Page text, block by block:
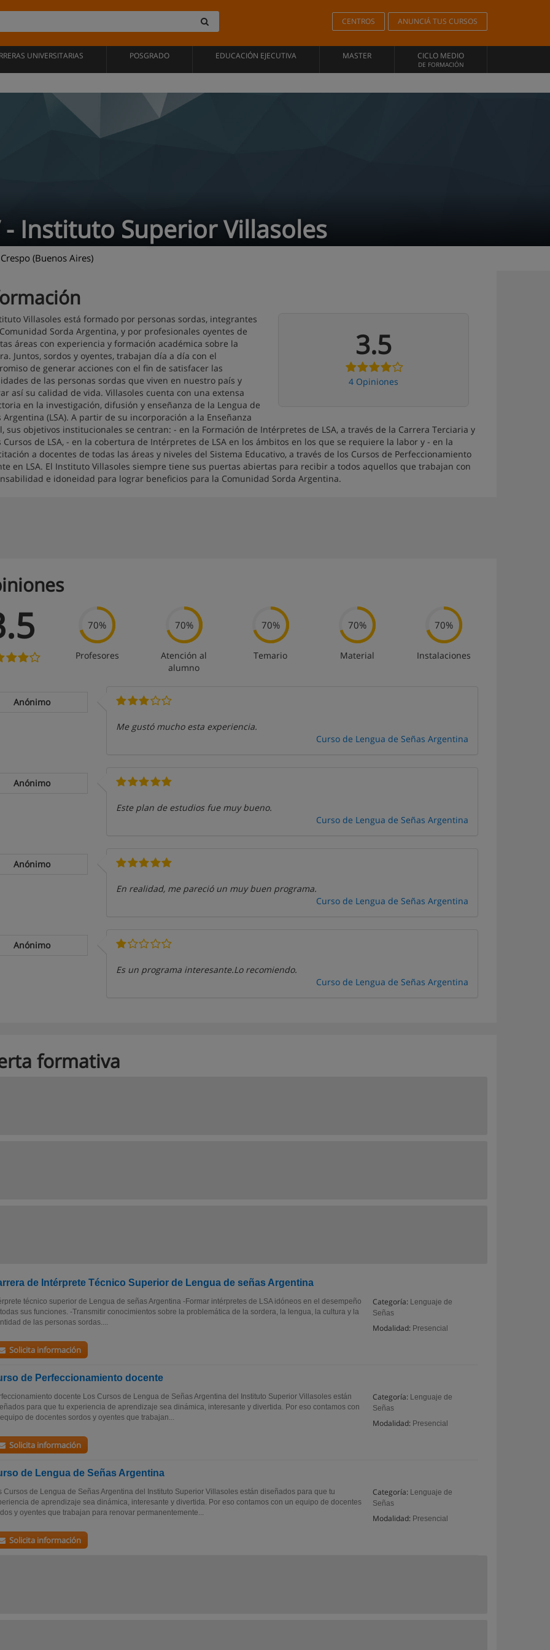
CENTROS ANUNCIÁ TUS CURSOS
UNIVERSITARIAS POSGRADO EDUCACIÓN EJECUTIVA MASTER CICLO MEDIO
DE FORMACIÓN
- Instituto Superior Villasoles
(Buenos Aires)
3.5
4 Opiniones
Villasoles está formado por personas sordas, integrantes
Sorda Argentina, y por profesionales oyentes de
áreas con experiencia y formación académica sobre la
Juntos, sordos y oyentes, trabajan día a día con el
de generar acciones con el fin de satisfacer las
de las personas sordas que viven en nuestro país y
así su calidad de vida. Villasoles cuenta con una extensa
en la investigación, difusión y enseñanza de la Lengua de
Argentina (LSA). A partir de su incorporación a la Enseñanza
sus objetivos institucionales se centran: - en la Formación de Intérpretes de LSA, a través de la Carrera Terciaria y
Cursos de LSA, - en la cobertura de Intérpretes de LSA en los ámbitos en los que se requiere la labor y - en la
a docentes de todas las áreas y niveles del Sistema Educativo, a través de los Cursos de Perfeccionamiento
en LSA. El Instituto Villasoles siempre tiene sus puertas abiertas para recibir a todos aquellos que trabajan con
e idoneidad para lograr beneficios para la Comunidad Sorda Argentina.
70%
Profesores
70%
Atención al
alumno
70%
Temario
70%
Material
70%
Instalaciones
Anónimo
Me gustó mucho esta experiencia.
Curso de Lengua de Señas Argentina
Anónimo
Este plan de estudios fue muy bueno.
Curso de Lengua de Señas Argentina
Anónimo
En realidad, me pareció un muy buen programa.
Curso de Lengua de Señas Argentina
Anónimo
Es un programa interesante.Lo recomiendo.
Curso de Lengua de Señas Argentina
formativa
de Intérprete Técnico Superior de Lengua de señas Argentina
Categoría: Lenguaje de
Señas
Modalidad: Presencial
técnico superior de Lengua de señas Argentina -Formar intérpretes de LSA idóneos en el desempeño
sus funciones. -Transmitir conocimientos sobre la problemática de la sordera, la lengua, la cultura y la
de las personas sordas....
Solicita información
de Perfeccionamiento docente
Categoría: Lenguaje de
Señas
Modalidad: Presencial
docente Los Cursos de Lengua de Señas Argentina del Instituto Superior Villasoles están
para que tu experiencia de aprendizaje sea dinámica, interesante y divertida. Por eso contamos con
de docentes sordos y oyentes que trabajan...
Solicita información
de Lengua de Señas Argentina
Categoría: Lenguaje de
Señas
Modalidad: Presencial
Cursos de Lengua de Señas Argentina del Instituto Superior Villasoles están diseñados para que tu
de aprendizaje sea dinámica, interesante y divertida. Por eso contamos con un equipo de docentes
y oyentes que trabajan para renovar permanentemente...
Solicita información